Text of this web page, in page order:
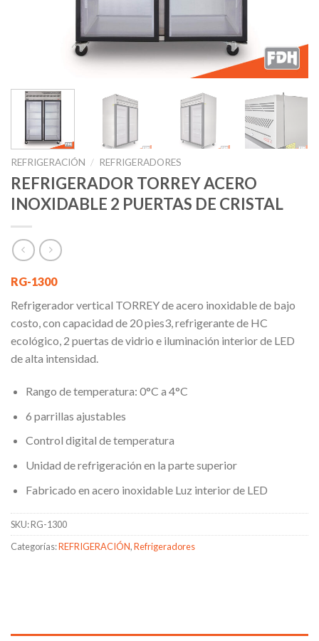
REFRIGERACIÓN / REFRIGERADORES
REFRIGERADOR TORREY ACERO
INOXIDABLE 2 PUERTAS DE CRISTAL
RG-1300
Refrigerador vertical TORREY de acero inoxidable de bajo
costo, con capacidad de 20 pies3, refrigerante de HC
ecológico, 2 puertas de vidrio e iluminación interior de LED
de alta intensidad.
Rango de temperatura: 0°C a 4°C
6 parrillas ajustables
Control digital de temperatura
Unidad de refrigeración en la parte superior
Fabricado en acero inoxidable Luz interior de LED
SKU:RG-1300
Categorías:REFRIGERACIÓN,Refrigeradores